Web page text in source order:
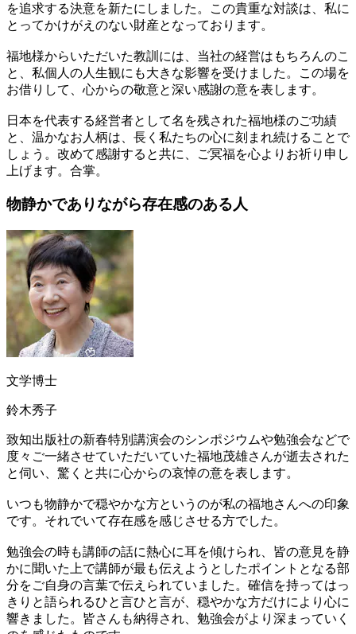
を追求する決意を新たにしました。この貴重な対談は、私に
とってかけがえのない財産となっております。
福地様からいただいた教訓には、当社の経営はもちろんのこ
と、私個人の人生観にも大きな影響を受けました。この場を
お借りして、心からの敬意と深い感謝の意を表します。
日本を代表する経営者として名を残された福地様のご功績
と、温かなお人柄は、長く私たちの心に刻まれ続けることで
しょう。改めて感謝すると共に、ご冥福を心よりお祈り申し
上げます。合掌。
物静かでありながら存在感のある人
文学博士
鈴木秀子
致知出版社の新春特別講演会のシンポジウムや勉強会などで
度々ご一緒させていただいていた福地茂雄さんが逝去された
と伺い、驚くと共に心からの哀悼の意を表します。
いつも物静かで穏やかな方というのが私の福地さんへの印象
です。それでいて存在感を感じさせる方でした。
勉強会の時も講師の話に熱心に耳を傾けられ、皆の意見を静
かに聞いた上で講師が最も伝えようとしたポイントとなる部
分をご自身の言葉で伝えられていました。確信を持ってはっ
きりと語られるひと言ひと言が、穏やかな方だけにより心に
響きました。皆さんも納得され、勉強会がより深まっていく